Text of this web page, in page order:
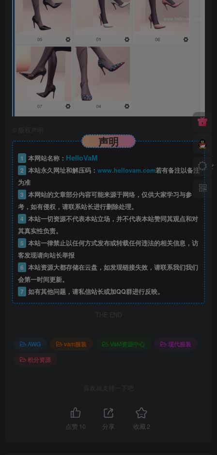
版权声明
声明
1 本网站名称： HelloVaM
2 本站永久网址和解压码： www.hellovam.com若有备注以备注
为准
3 本网站的文章部分内容可能来源于网络，仅供大家学习与参
考，如有侵权，请联系站长进行删除处理。
4 本站一切资源不代表本站立场，并不代表本站赞同其观点和对
其真实性负责。
5 本站一律禁止以任何方式发布或转载任何违法的相关信息，访
客发现请向站长举报
6 本站资源大都存储在云盘，如发现链接失效，请联系我们我们
会第一时间更新。
7 如有其他问题，请私信站长或加QQ群进行反映。
THE END
AWG vam服装 VaM资源中心
现代服装
积分资源
喜欢就支持一下吧
点赞 10 分享 收藏 2